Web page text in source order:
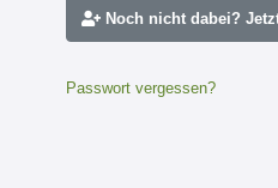
Noch nicht dabei?
Passwort vergessen?